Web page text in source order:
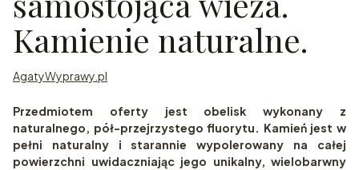
Kamienie naturalne.
AgatyWyprawy.pl
Przedmiotem oferty jest obelisk wykonany z
naturalnego, pół-przejrzystego fluorytu. Kamień jest w
pełni naturalny i starannie wypolerowany na całej
powierzchni uwidaczniając jego unikalny, wielobarwny